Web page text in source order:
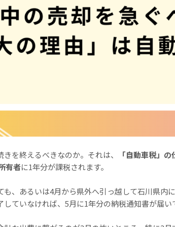
を終えるべきなのか。それは、 「自動車税」の
有者に1年分が課税されます。
、あるいは4月から県外へ引っ越して石川県内
ていなければ、5月に1年分の納税通知書が届い